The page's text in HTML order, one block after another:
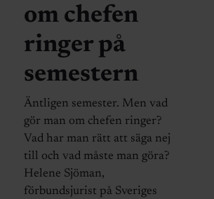
om chefen
ringer på
semestern
Äntligen semester. Men vad
gör man om chefen ringer?
Vad har man rätt att säga nej
till och vad måste man göra?
Helene Sjöman,
förbundsjurist på Sveriges